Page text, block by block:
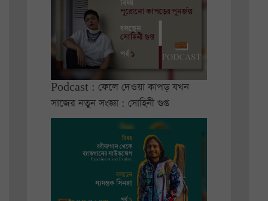
Podcast : ফেলে দেওয়া কাপড় যখন
সাজের নতুন সংজ্ঞা : সোহিনী গুপ্ত